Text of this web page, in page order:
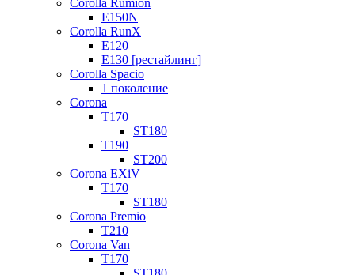
Corolla Rumion
E150N
Corolla RunX
E120
E130 [рестайлинг]
Corolla Spacio
1 поколение
Corona
T170
ST180
T190
ST200
Corona EXiV
T170
ST180
Corona Premio
T210
Corona Van
T170